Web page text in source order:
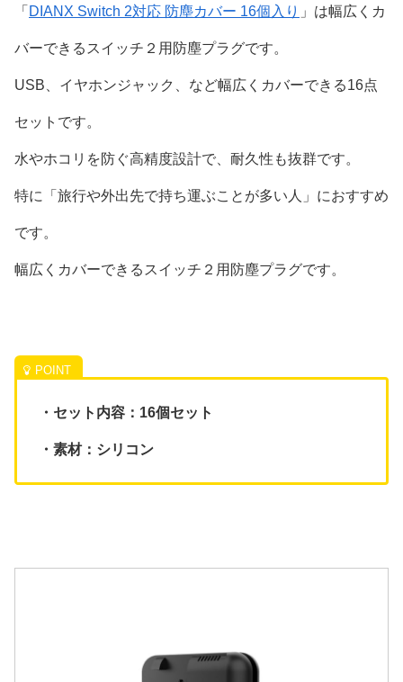
「 DIANX Switch 2対応 防塵カバー 16個入り 」は幅広くカ
バーできるスイッチ２用防塵プラグです。
USB、イヤホンジャック、など幅広くカバーできる16点
セットです。
水やホコリを防ぐ高精度設計で、耐久性も抜群です。
特に「旅行や外出先で持ち運ぶことが多い人」におすすめ
です。
幅広くカバーできるスイッチ２用防塵プラグです。
・セット内容：16個セット
・素材：シリコン